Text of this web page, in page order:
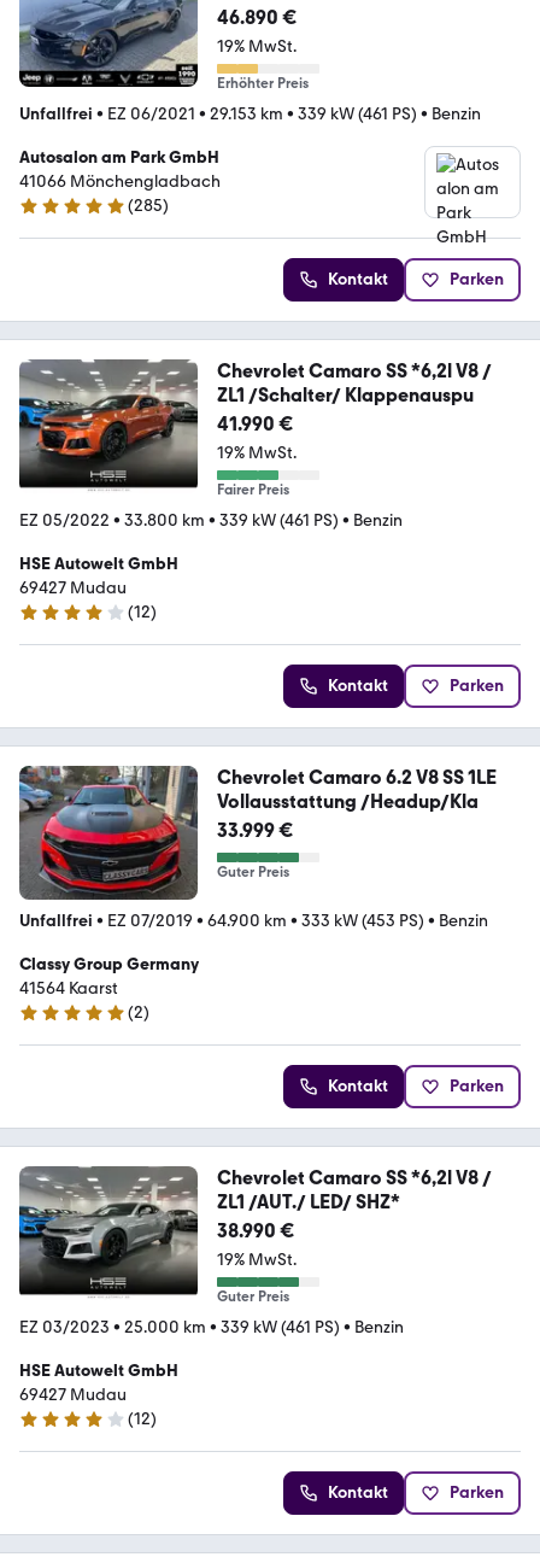
46.890 €
19% MwSt.
Erhöhter Preis
Unfallfrei • EZ 06/2021 • 29.153 km • 339 kW (461 PS) • Benzin
Autosalon am Park GmbH
41066 Mönchengladbach
4.9 Sterne
(285)
Kontakt Parken
Chevrolet Camaro SS *6,2l V8 /
ZL1 /Schalter/ Klappenauspu
41.990 €
19% MwSt.
Fairer Preis
EZ 05/2022 • 33.800 km • 339 kW (461 PS) • Benzin
HSE Autowelt GmbH
69427 Mudau
4.2 Sterne
(12)
Kontakt Parken
Chevrolet Camaro 6.2 V8 SS 1LE
Vollausstattung /Headup/Kla
33.999 €
Guter Preis
Unfallfrei • EZ 07/2019 • 64.900 km • 333 kW (453 PS) • Benzin
Classy Group Germany
41564 Kaarst
5 Sterne
(2)
Kontakt Parken
Chevrolet Camaro SS *6,2l V8 /
ZL1 /AUT./ LED/ SHZ*
38.990 €
19% MwSt.
Guter Preis
EZ 03/2023 • 25.000 km • 339 kW (461 PS) • Benzin
HSE Autowelt GmbH
69427 Mudau
4.2 Sterne
(12)
Kontakt Parken